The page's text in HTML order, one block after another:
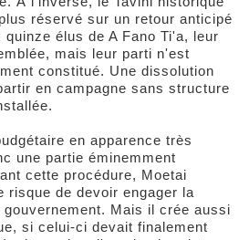
réservé sur un retour anticipé
élus de A Fano Ti'a, leur
mais leur parti n'est
constitué. Une dissolution
en campagne sans structure
en apparence très
une partie éminemment
cette procédure, Moetai
risque de devoir engager la
Mais il crée aussi
si celui-ci devait finalement